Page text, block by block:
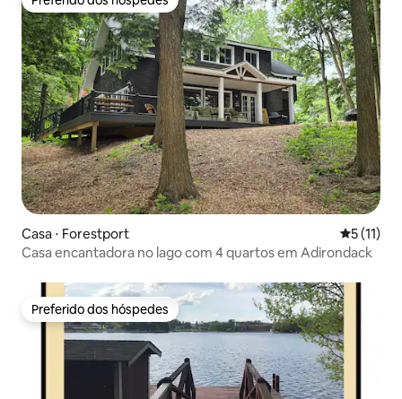
Preferido dos hóspedes
Casa ⋅ Forestport 5 de uma
5 (11)
Casa encantadora no lago com 4 quartos em Adirondack
Preferido dos hóspedes
Preferido dos hóspedes